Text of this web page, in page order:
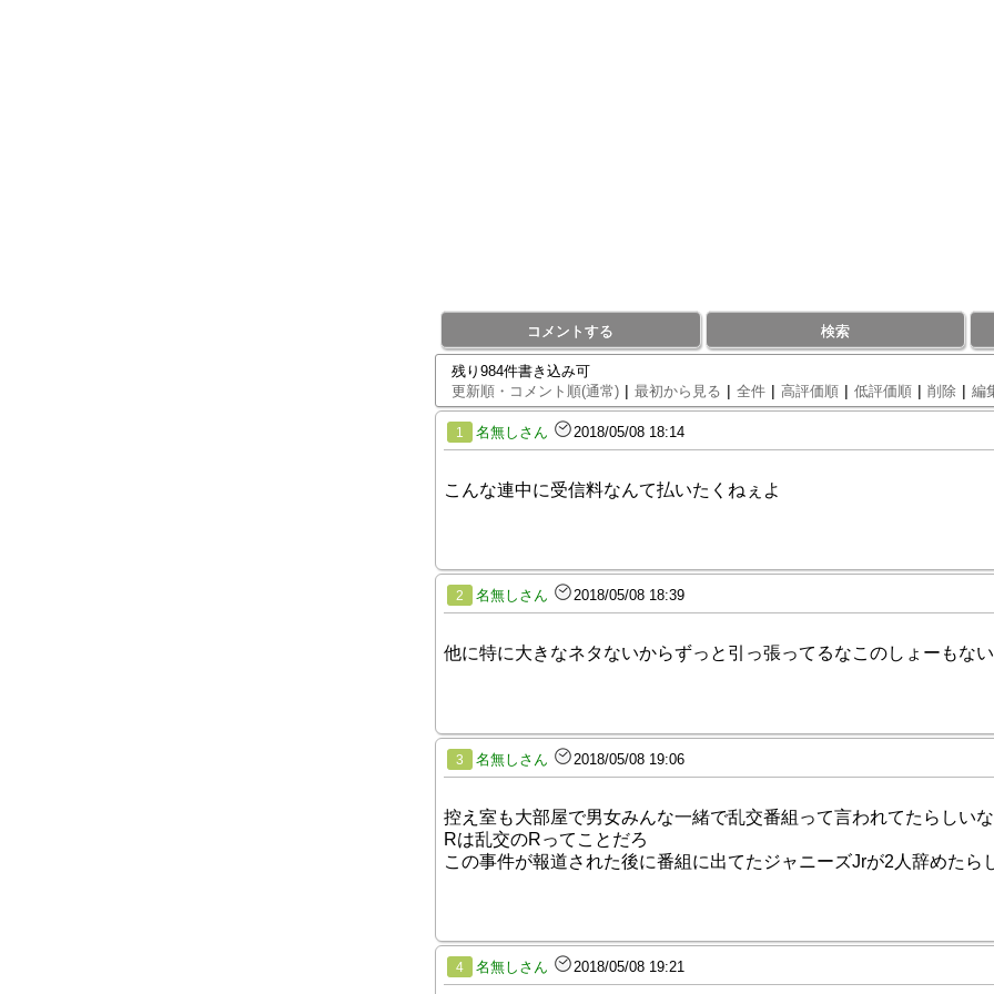
コメントする 検索
残り984件書き込み可
更新順・コメント順(通常) | 最初から見る | 全件 | 高評価順 | 低評価順 | 削除 | 編
1 名無しさん 2018/05/08 18:14
こんな連中に受信料なんて払いたくねぇよ
2 名無しさん 2018/05/08 18:39
他に特に大きなネタないからずっと引っ張ってるなこのしょーもな
3 名無しさん 2018/05/08 19:06
控え室も大部屋で男女みんな一緒で乱交番組って言われてたらしいな
Rは乱交のRってことだろ
この事件が報道された後に番組に出てたジャニーズJrが2人辞めたら
4 名無しさん 2018/05/08 19:21